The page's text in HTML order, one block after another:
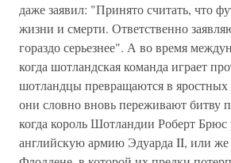
даже заявил: "Принято считать, что
жизни и смерти. Ответственно
гораздо серьезнее". А во время
когда шотландская команда играет
шотландцы превращаются в яростных
они словно вновь переживают битву
когда король Шотландии Роберт Брюс
английскую армию Эдуарда II, или же